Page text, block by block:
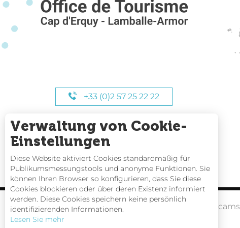
+33 (0)2 57 25 22 22
UNSERE STUNDEN
Gezeitentafeln Webcams
Verwaltung von Cookie-
Einstellungen
Diese Website aktiviert Cookies standardmäßig für
Publikumsmessungstools und anonyme Funktionen. Sie
können Ihren Browser so konfigurieren, dass Sie diese
Cookies blockieren oder über deren Existenz informiert
werden. Diese Cookies speichern keine persönlich
identifizierenden Informationen.
Lesen Sie mehr